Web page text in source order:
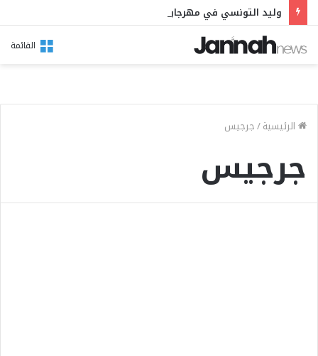
القائمة
الرئيسية/جرجيس
جرجيس